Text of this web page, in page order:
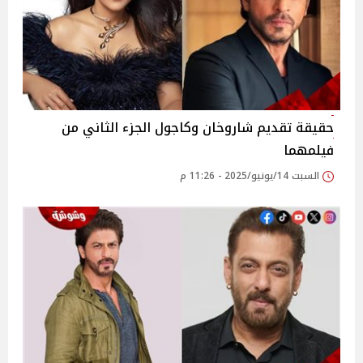
حقيقة تقديم شاروخان وكاجول الجزء الثاني من
فيلمهما
السبت 14/يونيو/2025 - 11:26 م